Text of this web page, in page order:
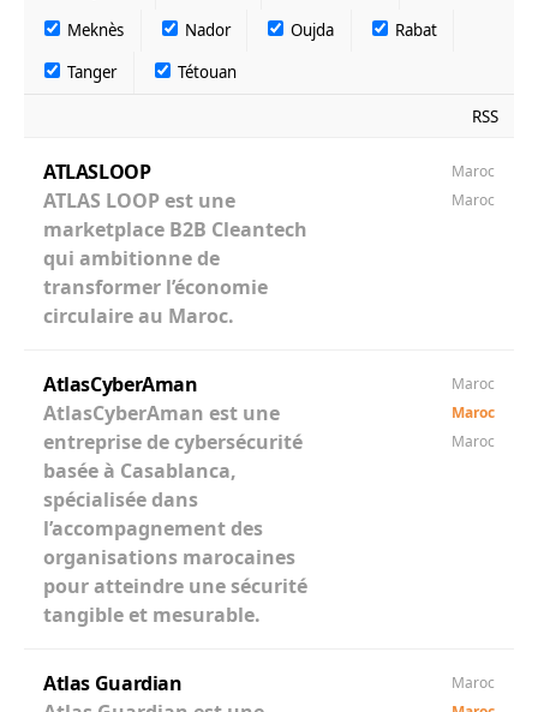
Meknès
Nador Oujda
Rabat
Tanger
Tétouan
RSS
ATLASLOOP
ATLAS LOOP est une
marketplace B2B Cleantech
qui ambitionne de
transformer l’économie
circulaire au Maroc.
Maroc
Maroc
AtlasCyberAman
AtlasCyberAman est une
entreprise de cybersécurité
basée à Casablanca,
spécialisée dans
l’accompagnement des
organisations marocaines
pour atteindre une sécurité
tangible et mesurable.
Maroc
Maroc
Maroc
Atlas Guardian
Maroc